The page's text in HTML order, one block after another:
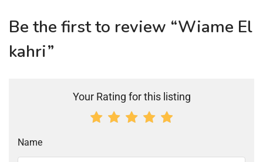
Be the first to review “Wiame El
kahri”
Your Rating for this listing
Name